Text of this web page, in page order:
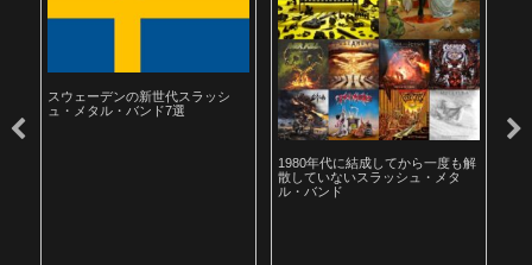
スウェーデンの新世代スラッシ
ュ・メタル・バンド7選
1980年代に結成してから一度も解
散していないスラッシュ・メタ
ル・バンド